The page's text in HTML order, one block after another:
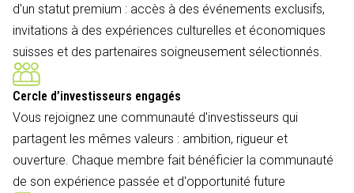
d'un statut premium : accès à des événements exclusifs,
invitations à des expériences culturelles et économiques
suisses et des partenaires soigneusement sélectionnés.
Cercle d’investisseurs engagés
Vous rejoignez une communauté d'investisseurs qui
partagent les mêmes valeurs : ambition, rigueur et
ouverture. Chaque membre fait bénéficier la communauté
de son expérience passée et d'opportunité future